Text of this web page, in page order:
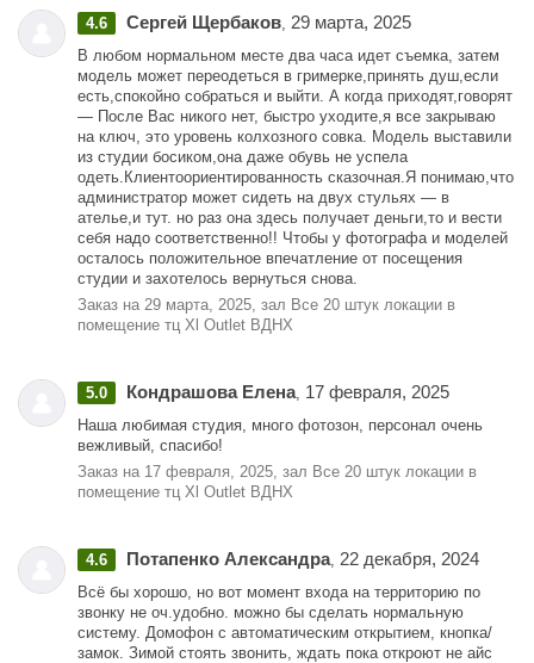
4.6 Сергей Щербаков 29 марта, 2025
В любом нормальном месте два часа идет съемка, затем
модель может переодеться в гримерке,принять душ,если
есть,спокойно собраться и выйти. А когда приходят,говорят
— После Вас никого нет, быстро уходите,я все закрываю
на ключ, это уровень колхозного совка. Модель выставили
из студии босиком,она даже обувь не успела
одеть.Клиентоориентированность сказочная.Я понимаю,что
администратор может сидеть на двух стульях — в
ателье,и тут. но раз она здесь получает деньги,то и вести
себя надо соответственно!! Чтобы у фотографа и моделей
осталось положительное впечатление от посещения
студии и захотелось вернуться снова.
Заказ на 29 марта, 2025, зал Все 20 штук локации в
помещение тц Xl Outlet ВДНХ
5.0 Кондрашова Елена, 17 февраля, 2025
Наша любимая студия, много фотозон, персонал очень
вежливый, спасибо!
Заказ на 17 февраля, 2025, зал Все 20 штук локации в
помещение тц Xl Outlet ВДНХ
4.6 Потапенко Александра, 22 декабря, 2024
Всё бы хорошо, но вот момент входа на территорию по
звонку не оч.удобно. можно бы сделать нормальную
систему. Домофон с автоматическим открытием, кнопка/
замок. Зимой стоять звонить, ждать пока откроют не айс